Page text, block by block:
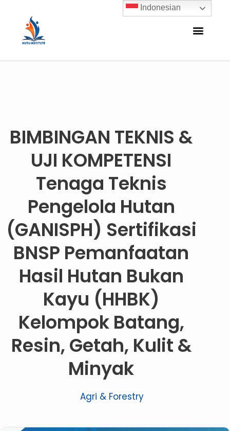
BIMBINGAN TEKNIS &
UJI KOMPETENSI
Tenaga Teknis
Pengelola Hutan
(GANISPH) Sertifikasi
BNSP Pemanfaatan
Hasil Hutan Bukan
Kayu (HHBK)
Kelompok Batang,
Resin, Getah, Kulit &
Minyak
Agri & Forestry
Indonesian